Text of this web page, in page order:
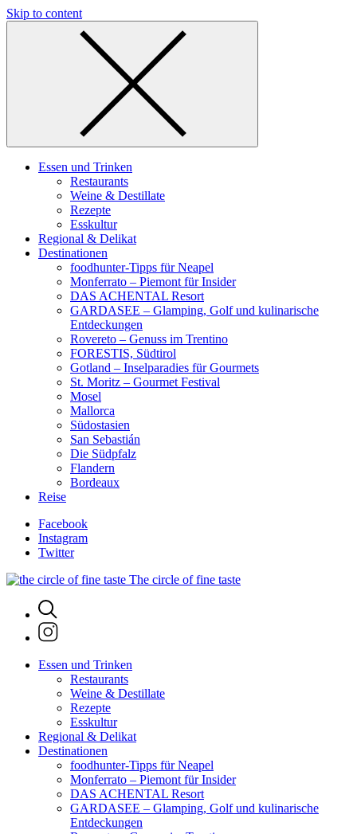
Skip to content
Essen und Trinken
Restaurants
Weine & Destillate
Rezepte
Esskultur
Regional & Delikat
Destinationen
foodhunter-Tipps für Neapel
Monferrato – Piemont für Insider
DAS ACHENTAL Resort
GARDASEE – Glamping, Golf und kulinarische
Entdeckungen
Rovereto – Genuss im Trentino
FORESTIS, Südtirol
Gotland – Inselparadies für Gourmets
St. Moritz – Gourmet Festival
Mosel
Mallorca
Südostasien
San Sebastián
Die Südpfalz
Flandern
Bordeaux
Reise
Facebook
Instagram
Twitter
The circle of fine taste
Essen und Trinken
Restaurants
Weine & Destillate
Rezepte
Esskultur
Regional & Delikat
Destinationen
foodhunter-Tipps für Neapel
Monferrato – Piemont für Insider
DAS ACHENTAL Resort
GARDASEE – Glamping, Golf und kulinarische
Entdeckungen